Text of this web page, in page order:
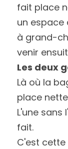
fait place
un espace
à grand-
venir
Les deux
Là où la
place
L'une
fait.
C'est